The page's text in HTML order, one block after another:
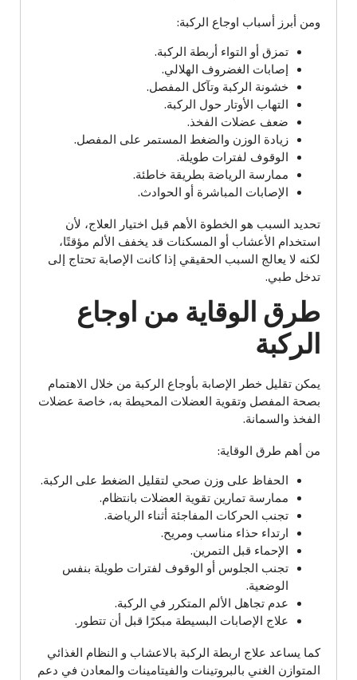
ومن أبرز أسباب اوجاع الركبة:
تمزق أو التواء أربطة الركبة.
إصابات الغضروف الهلالي.
خشونة الركبة وتآكل المفصل.
التهاب الأوتار حول الركبة.
ضعف عضلات الفخذ.
زيادة الوزن والضغط المستمر على المفصل.
الوقوف لفترات طويلة.
ممارسة الرياضة بطريقة خاطئة.
الإصابات المباشرة أو الحوادث.
تحديد السبب هو الخطوة الأهم قبل اختيار العلاج، لأن
استخدام الأعشاب أو المسكنات قد يخفف الألم مؤقتًا،
لكنه لا يعالج السبب الحقيقي إذا كانت الإصابة تحتاج إلى
تدخل طبي.
طرق الوقاية من اوجاع
الركبة
يمكن تقليل خطر الإصابة بأوجاع الركبة من خلال الاهتمام
بصحة المفصل وتقوية العضلات المحيطة به، خاصة عضلات
الفخذ والسمانة.
من أهم طرق الوقاية:
الحفاظ على وزن صحي لتقليل الضغط على الركبة.
ممارسة تمارين تقوية العضلات بانتظام.
تجنب الحركات المفاجئة أثناء الرياضة.
ارتداء حذاء مناسب ومريح.
الإحماء قبل التمرين.
تجنب الجلوس أو الوقوف لفترات طويلة بنفس
الوضعية.
عدم تجاهل الألم المتكرر في الركبة.
علاج الإصابات البسيطة مبكرًا قبل أن تتطور.
كما يساعد علاج اربطة الركبة بالاعشاب و النظام الغذائي
المتوازن الغني بالبروتينات والفيتامينات والمعادن في دعم